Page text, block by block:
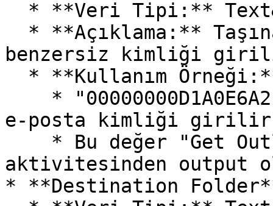
benzersiz kimliği
e-posta kimliği
aktivitesinden output
* **Destination